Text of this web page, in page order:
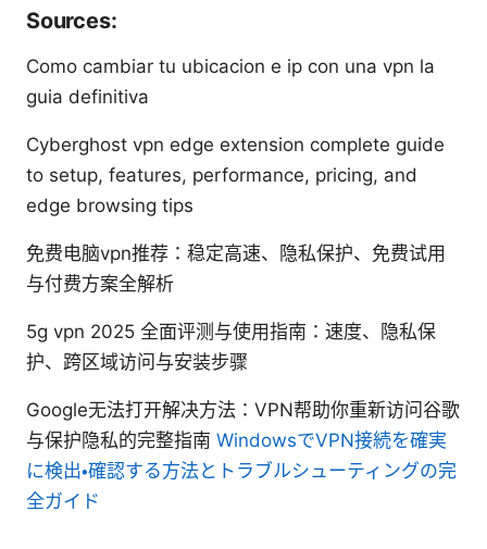
Sources:
Como cambiar tu ubicacion e ip con una vpn la
guia definitiva
Cyberghost vpn edge extension complete guide
to setup, features, performance, pricing, and
edge browsing tips
免费电脑vpn推荐：稳定高速、隐私保护、免费试用
与付费方案全解析
5g vpn 2025 全面评测与使用指南：速度、隐私保
护、跨区域访问与安装步骤
Google无法打开解决方法：VPN帮助你重新访问谷歌
与保护隐私的完整指南 WindowsでVPN接続を確実
に検出・確認する方法とトラブルシューティングの完
全ガイド